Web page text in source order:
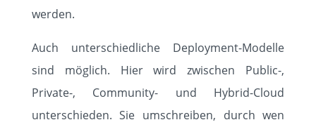
werden.
Auch unterschiedliche Deployment-Modelle
sind möglich. Hier wird zwischen Public-,
Private-, Community- und Hybrid-Cloud
unterschieden. Sie umschreiben, durch wen